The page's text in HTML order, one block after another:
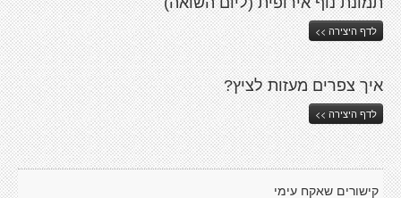
לדף היצירה >>
איך צפרים מעזות לציץ?
לדף היצירה >>
קישורים שאקח עימי